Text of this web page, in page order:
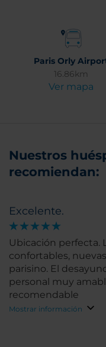
Paris Orly
16.86km
Ver mapa
Nuestros
recomiendan:
Excelente.
Ubicación perfecta.
confortables,
parisino. El
personal muy
recomendable
Mostrar información